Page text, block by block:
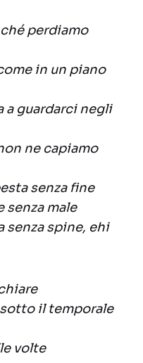
perdiamo
in un piano
a guardarci negli
ne capiamo
senza fine
senza male
senza spine, ehi
il temporale
volte